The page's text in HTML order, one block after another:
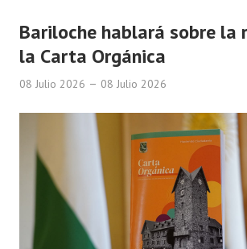
Resoluciones
Resoluciones de Presidencia
Antiguos Pobladores
Noticias Destacadas
Registros y Distinciones
Datos Históricos
Bariloche hablará sobre la
la Carta Orgánica
08 Julio 2026 08 Julio 2026